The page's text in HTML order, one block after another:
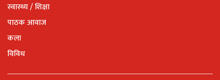
स्वास्थ्य / शिक्षा
पाठक आवाज
कला
विविध